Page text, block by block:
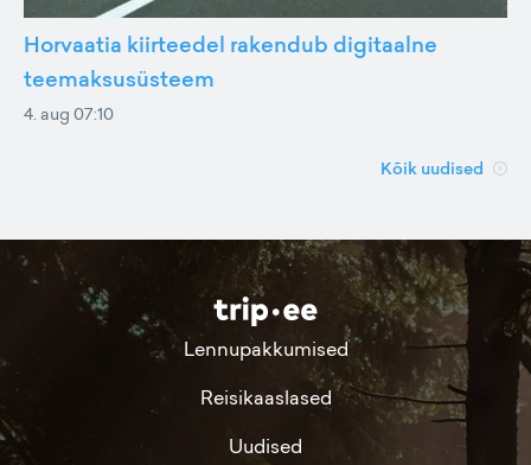
Horvaatia kiirteedel rakendub digitaalne
teemaksusüsteem
4. aug 07:10
Kõik uudised
Lennupakkumised
Reisikaaslased
Uudised